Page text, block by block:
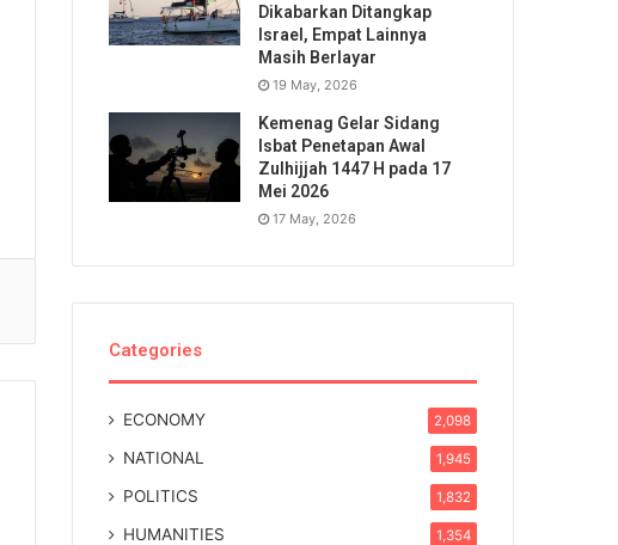
Dikabarkan Ditangkap
Israel, Empat Lainnya
Masih Berlayar
19 May, 2026
Kemenag Gelar Sidang
Isbat Penetapan Awal
Zulhijjah 1447 H pada 17
Mei 2026
17 May, 2026
Categories
ECONOMY 2,098
NATIONAL 1,945
POLITICS 1,832
HUMANITIES 1,354